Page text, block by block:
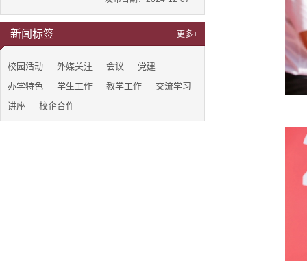
新闻标签 更多+
校园活动 外媒关注 会议
党建
办学特色
学生工作 教学工作
交流学习
讲座
校企合作